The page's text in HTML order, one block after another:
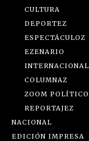
CULTURA
DEPORTEZ
ESPECTÁCULOZ
EZENARIO
INTERNACIONAL
COLUMNAZ
ZOOM POLÍTICO
REPORTAJEZ
NACIONAL
EDICIÓN IMPRESA